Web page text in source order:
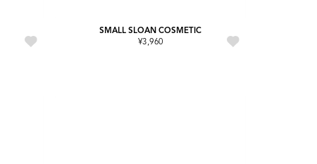
SMALL SLOAN COSMETIC
¥3,960